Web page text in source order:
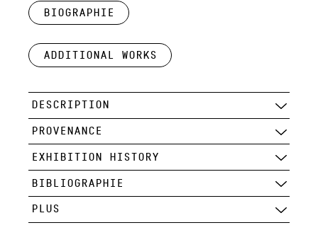
Biographie
Additional works
DESCRIPTION
PROVENANCE
EXHIBITION HISTORY
BIBLIOGRAPHIE
PLUS